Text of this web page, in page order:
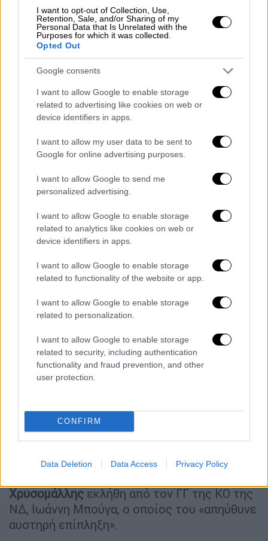
I want to opt-out of Collection, Use,
Retention, Sale, and/or Sharing of my
Personal Data that Is Unrelated with the
Purposes for which it was collected.
Opted Out
Google consents
I want to allow Google to enable storage
related to advertising like cookies on web or
device identifiers in apps.
I want to allow my user data to be sent to
Google for online advertising purposes.
I want to allow Google to send me
personalized advertising.
I want to allow Google to enable storage
related to analytics like cookies on web or
device identifiers in apps.
I want to allow Google to enable storage
related to functionality of the website or app.
I want to allow Google to enable storage
related to personalization.
I want to allow Google to enable storage
related to security, including authentication
functionality and fraud prevention, and other
user protection.
CONFIRM
Data Deletion Data Access Privacy Policy
όσους βρίσκονταν στο χώρο. Εκείνος
επέδειξε τη βουλευτική του ταυτότητα
τονίζοντας ότι η συνάντηση γίνεται στο
πλαίσιο της κοινοβουλευτικής του
δραστηριότητας, ωστόσο τα μέλη του
κλιμακίου δεν πείστηκαν. Παράλληλα ο
βουλευτής τηςΝέας Δημοκρατίας
υποστηρίζει ότι τόσο ο ίδιος όσο και ο
δημοσιογράφος τηρούσαν τα μέτρα
προστασίας ενώ φορούσαν μάσκα καθ' όλη
Η ανακοίνωση της Νέας Δημοκρατίας
για τον Μίλτο Χρυσομάλλη
ανακοίνωσή του το γραφείο του γενικού
γραμματέα της κοινοβουλευτικής ομάδας
Χρυσομάλλης εκλήθη από τον ΓΓ της ΚΟ της
ΝΔ, Ιωάννη Μπούγα, ο οποίος του «απηύθυνε
αυστηρή επίπληξη».